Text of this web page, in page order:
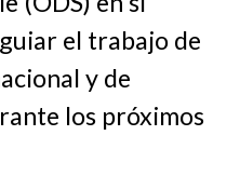
el trabajo de
y de
los próximos